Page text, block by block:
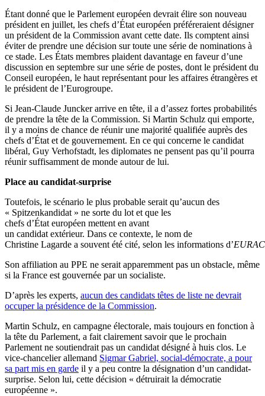
Étant donné que le Parlement européen devrait élire son nouveau
président en juillet, les chefs d’État européen préféreraient désigner
un président de la Commission avant cette date. Ils comptent ainsi
éviter de prendre une décision sur toute une série de nominations à
ce stade. Les États membres plaident davantage en faveur d’une
discussion en septembre sur une série de postes, dont le président du
Conseil européen, le haut représentant pour les affaires étrangères et
le président de l’Eurogroupe.
Si Jean-Claude Juncker arrive en tête, il a d’assez fortes probabilités
de prendre la tête de la Commission. Si Martin Schulz qui emporte,
il y a moins de chance de réunir une majorité qualifiée auprès des
chefs d’État et de gouvernement. En ce qui concerne le candidat
libéral, Guy Verhofstadt, les diplomates ne pensent pas qu’il pourra
réunir suffisamment de monde autour de lui.
Place au candidat-surprise
Toutefois, le scénario le plus probable serait qu’aucun des
« Spitzenkandidat » ne sorte du lot et que les
chefs d’État européen mettent en avant
un candidat extérieur. Dans ce contexte, le nom de
Christine Lagarde a souvent été cité, selon les informations d’
Son affiliation au PPE ne serait apparemment pas un obstacle, même
si la France est gouvernée par un socialiste.
D’après les experts, aucun des candidats têtes de liste ne devrait
occuper la présidence de la Commission.
Martin Schulz, en campagne électorale, mais toujours en fonction à
la tête du Parlement, a fait clairement savoir que le prochain
Parlement ne soutiendrait pas un candidat désigné à huis clos. Le
vice-chancelier allemand Sigmar Gabriel, social-démocrate, a pour
sa part mis en garde il y a peu contre la désignation d’un candidat-
surprise. Selon lui, cette décision « détruirait la démocratie
européenne ».